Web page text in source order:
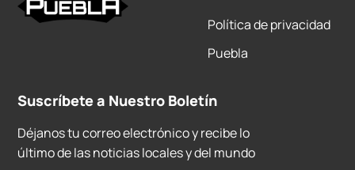
Política de privacidad
Puebla
Suscríbete a Nuestro Boletín
Déjanos tu correo electrónico y recibe lo
último de las noticias locales y del mundo